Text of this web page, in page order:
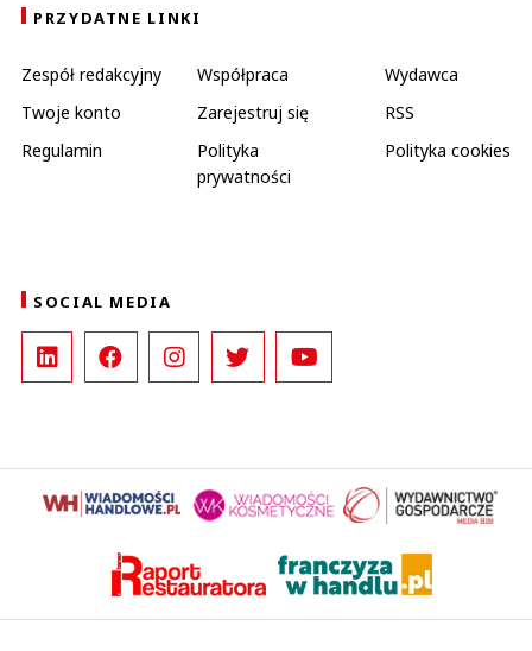
PRZYDATNE LINKI
Zespół redakcyjny Współpraca
Wydawca
Twoje konto
Zarejestruj się
RSS
Regulamin
Polityka
prywatności
Polityka cookies
SOCIAL MEDIA